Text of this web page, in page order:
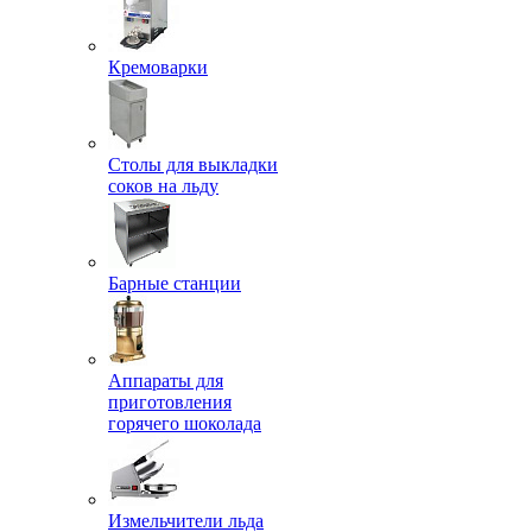
Кремоварки
Столы для выкладки
соков на льду
Барные станции
Аппараты для
приготовления
горячего шоколада
Измельчители льда